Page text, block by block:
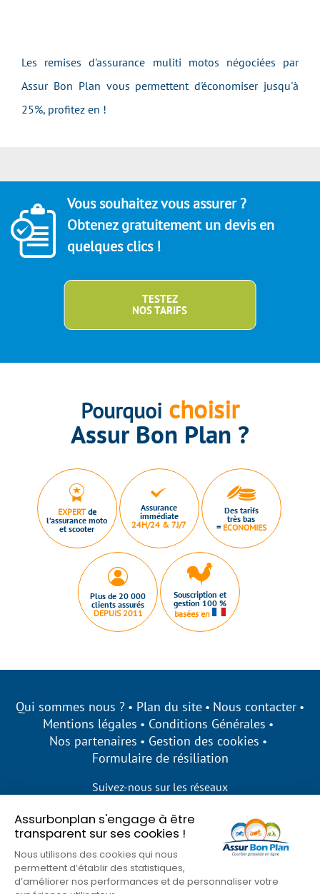
Assurbonplan s'engage à être
transparent sur ses cookies !
Nous utilisons des cookies qui nous
permettent d’établir des statistiques,
d’améliorer nos performances et de personnaliser votre
Les remises d'assurance muliti motos négociées par
Assur Bon Plan vous permettent d'économiser jusqu'à
25%, profitez en !
Vous souhaitez vous assurer ?
Obtenez gratuitement un devis en
quelques clics !
TESTEZ
NOS TARIFS
Pourquoi choisir
Assur Bon Plan ?
EXPERTde
l’assurance moto
et scooter
Assurance
immédiate
24H/24 & 7J/7
Des tarifs
très bas
= ECONOMIES
Plus de 20 000
clients assurés
DEPUIS 2011
Souscription et
gestion 100 %
basées en
Qui sommes nous ? Plan du site
Nous contacter
Mentions légales
Conditions Générales
Nos partenaires
Gestion des cookies
Formulaire de résiliation
Suivez-nous sur les réseaux